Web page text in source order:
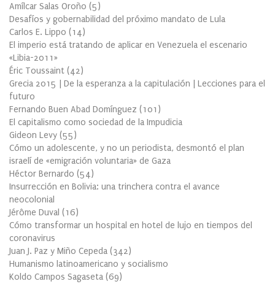
Amílcar Salas Oroño (5)
Desafíos y gobernabilidad del próximo mandato de Lula
Carlos E. Lippo (14)
El imperio está tratando de aplicar en Venezuela el escenario
«Libia-2011»
Éric Toussaint (42)
Grecia 2015 | De la esperanza a la capitulación | Lecciones para el
futuro
Fernando Buen Abad Domínguez (101 )
El capitalismo como sociedad de la Impudicia
Gideon Levy (55)
Cómo un adolescente, y no un periodista, desmontó el plan
israelí de «emigración voluntaria» de Gaza
Héctor Bernardo (54)
Insurrección en Bolivia: una trinchera contra el avance
neocolonial
Jérôme Duval (16)
Cómo transformar un hospital en hotel de lujo en tiempos del
coronavirus
Juan J. Paz y Miño Cepeda (342)
Humanismo latinoamericano y socialismo
Koldo Campos Sagaseta (69)